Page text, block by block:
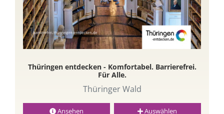
Thüringen entdecken - Komfortabel. Barrierefrei.
Für Alle.
Thüringer Wald
Ansehen Auswählen